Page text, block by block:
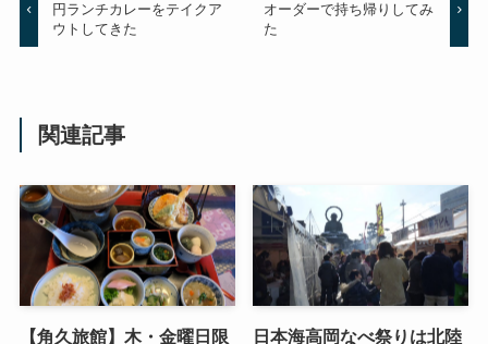
円ランチカレーをテイクア
ウトしてきた
オーダーで持ち帰りしてみ
た
関連記事
【角久旅館】木・金曜日限 日本海高岡なべ祭りは北陸